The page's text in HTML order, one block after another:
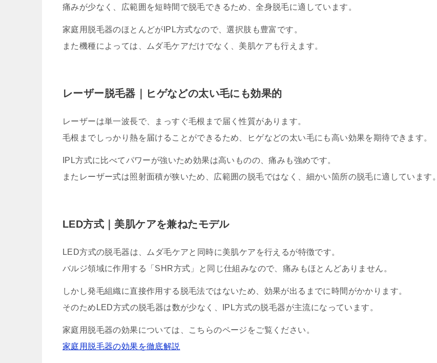
痛みが少なく、広範囲を短時間で脱毛できるため、全身脱毛に適しています。
家庭用脱毛器のほとんどがIPL方式なので、選択肢も豊富です。
また機種によっては、ムダ毛ケアだけでなく、美肌ケアも行えます。
レーザー脱毛器｜ヒゲなどの太い毛にも効果的
レーザーは単一波長で、まっすぐ毛根まで届く性質があります。
毛根までしっかり熱を届けることができるため、ヒゲなどの太い毛にも高い効果を期待できます。
IPL方式に比べてパワーが強いため効果は高いものの、痛みも強めです。
またレーザー式は照射面積が狭いため、広範囲の脱毛ではなく、細かい箇所の脱毛に適しています。
LED方式｜美肌ケアを兼ねたモデル
LED方式の脱毛器は、ムダ毛ケアと同時に美肌ケアを行えるが特徴です。
バルジ領域に作用する「SHR方式」と同じ仕組みなので、痛みもほとんどありません。
しかし発毛組織に直接作用する脱毛法ではないため、効果が出るまでに時間がかかります。
そのためLED方式の脱毛器は数が少なく、IPL方式の脱毛器が主流になっています。
家庭用脱毛器の効果については、こちらのページをご覧ください。
家庭用脱毛器の効果を徹底解説